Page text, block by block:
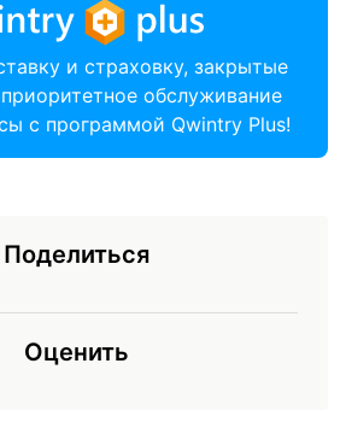
и страховку, закрытые
обслуживание
с программой Qwintry Plus!
Поделиться
Оценить